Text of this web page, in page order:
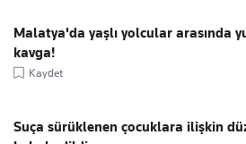
Malatya'da yaşlı yolcular arasında
kavga!
Kaydet
Suça sürüklenen çocuklara ilişkin